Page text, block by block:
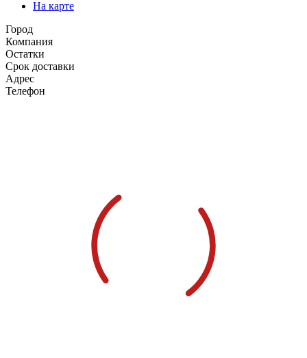
На карте
Город
Компания
Остатки
Срок доставки
Адрес
Телефон